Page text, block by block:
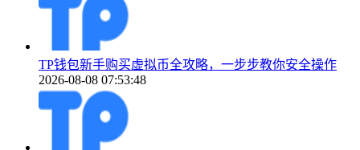
TP钱包新手购买虚拟币全攻略，一步步教你安全操作
2026-08-08 07:53:48